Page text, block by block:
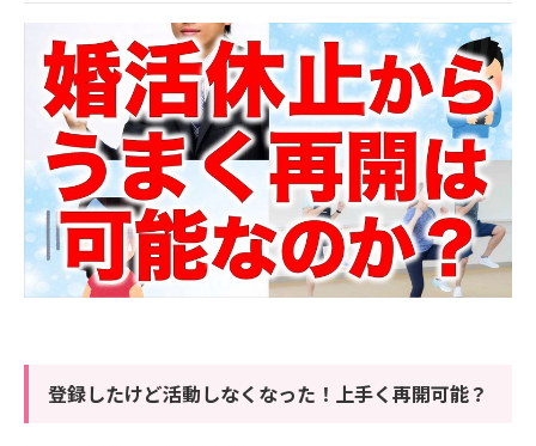
登録したけど活動しなくなった！上手く再開可能？